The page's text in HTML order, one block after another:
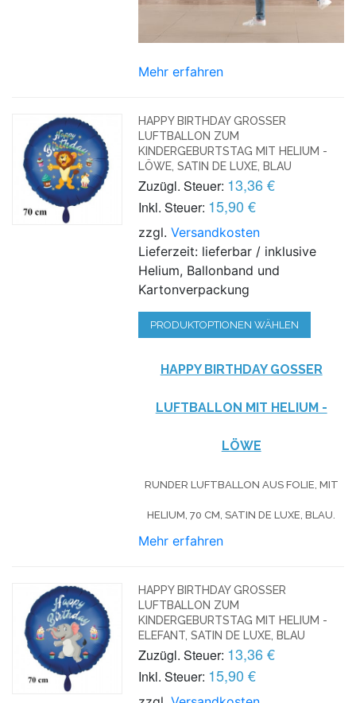
Mehr erfahren
HAPPY BIRTHDAY GROSSER L
UFTBALLON ZUM K
INDERGEBURTSTAG MIT HELIUM - L
ÖWE, SATIN DE LUXE, BLAU
Zuzügl. Steuer: 13,36 €
Inkl. Steuer: 15,90 €
zzgl.Versandkosten
Lieferzeit: lieferbar / inklusive
Helium, Ballonband und
Kartonverpackung
PRODUKTOPTIONEN WÄHLEN
HAPPY BIRTHDAY GOSSER L
UFTBALLON MIT HELIUM - L
ÖWE
RUNDER LUFTBALLON AUS FOLIE, MIT
HELIUM, 70 CM, SATIN DE LUXE, BLAU.
Mehr erfahren
HAPPY BIRTHDAY GROSSER L
UFTBALLON ZUM K
INDERGEBURTSTAG MIT HELIUM - E
LEFANT, SATIN DE LUXE, BLAU
Zuzügl. Steuer: 13,36 €
Inkl. Steuer: 15,90 €